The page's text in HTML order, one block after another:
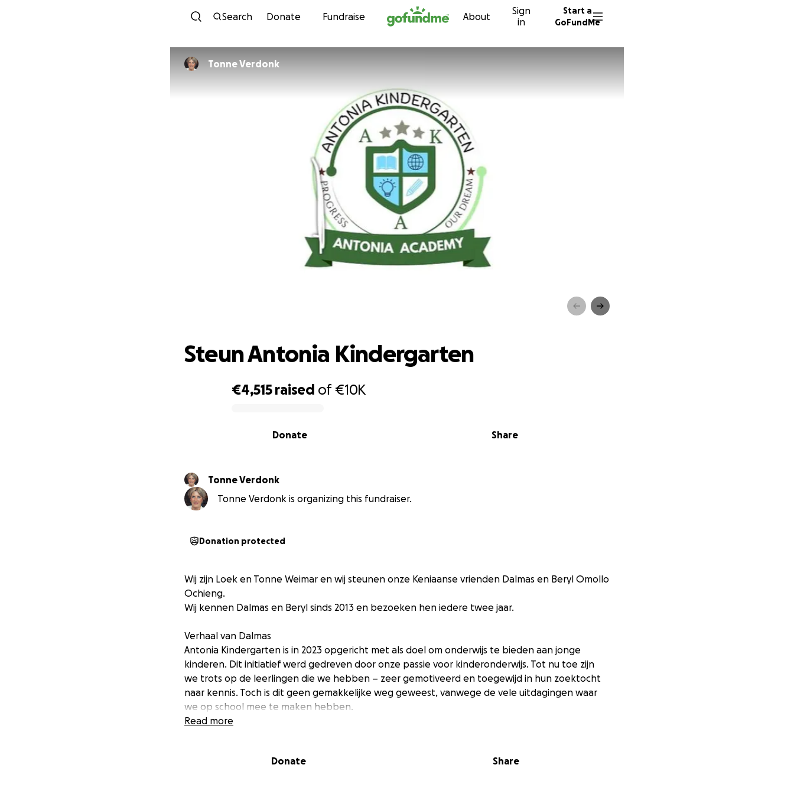
Skip to content
Search Donate Fundraise About
Sign
in
Start a
GoFundMe
Tonne Verdonk
€4,515 raised of€10K
Share
Donate
Steun Antonia Kindergarten
Tonne Verdonk
Tonne Verdonk is organizing this fundraiser.
Donation protected
Wij zijn Loek en Tonne Weimar en wij steunen onze Keniaanse vrienden Dalmas en Beryl Omollo
Ochieng.
Wij kennen Dalmas en Beryl sinds 2013 en bezoeken hen iedere twee jaar.
Verhaal van Dalmas
Antonia Kindergarten is in 2023 opgericht met als doel om onderwijs te bieden aan jonge
kinderen. Dit initiatief werd gedreven door onze passie voor kinderonderwijs. Tot nu toe zijn
we trots op de leerlingen die we hebben – zeer gemotiveerd en toegewijd in hun zoektocht
naar kennis. Toch is dit geen gemakkelijke weg geweest, vanwege de vele uitdagingen waar
we op school mee te maken hebben.
moed, maar haken vaak onderweg af, omdat veel van hen weduwen, alleenstaande ouders of
Read more
Donate Share